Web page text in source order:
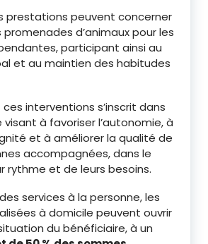
prestations peuvent concerner
d’animaux pour les
participant ainsi au
et au maintien des habitudes
ces interventions s’inscrit dans
à favoriser l’autonomie, à
et à améliorer la qualité de
accompagnées, dans le
rythme et de leurs besoins.
services à la personne, les
à domicile peuvent ouvrir
du bénéficiaire, à un